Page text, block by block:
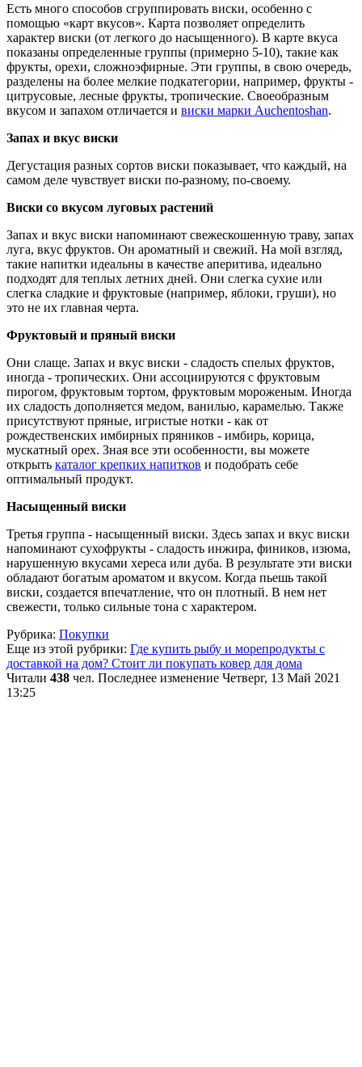
Есть много способов сгруппировать виски, особенно с
помощью «карт вкусов». Карта позволяет определить
характер виски (от легкого до насыщенного). В карте вкуса
показаны определенные группы (примерно 5-10), такие как
фрукты, орехи, сложноэфирные. Эти группы, в свою очередь,
разделены на более мелкие подкатегории, например, фрукты -
цитрусовые, лесные фрукты, тропические. Своеобразным
вкусом и запахом отличается и виски марки Auchentoshan.
Запах и вкус виски
Дегустация разных сортов виски показывает, что каждый, на
самом деле чувствует виски по-разному, по-своему.
Виски со вкусом луговых растений
Запах и вкус виски напоминают свежескошенную траву, запах
луга, вкус фруктов. Он ароматный и свежий. На мой взгляд,
такие напитки идеальны в качестве аперитива, идеально
подходят для теплых летних дней. Они слегка сухие или
слегка сладкие и фруктовые (например, яблоки, груши), но
это не их главная черта.
Фруктовый и пряный виски
Они слаще. Запах и вкус виски - сладость спелых фруктов,
иногда - тропических. Они ассоциируются с фруктовым
пирогом, фруктовым тортом, фруктовым мороженым. Иногда
их сладость дополняется медом, ванилью, карамелью. Также
присутствуют пряные, игристые нотки - как от
рождественских имбирных пряников - имбирь, корица,
мускатный орех. Зная все эти особенности, вы можете
открыть каталог крепких напитков и подобрать себе
оптимальный продукт.
Насыщенный виски
Третья группа - насыщенный виски. Здесь запах и вкус виски
напоминают сухофрукты - сладость инжира, фиников, изюма,
нарушенную вкусами хереса или дуба. В результате эти виски
обладают богатым ароматом и вкусом. Когда пьешь такой
виски, создается впечатление, что он плотный. В нем нет
свежести, только сильные тона с характером.
Рубрика: Покупки
Еще из этой рубрики: Где купить рыбу и морепродукты с
доставкой на дом? Стоит ли покупать ковер для дома
Читали 438 чел. Последнее изменение Четверг, 13 Май 2021
13:25